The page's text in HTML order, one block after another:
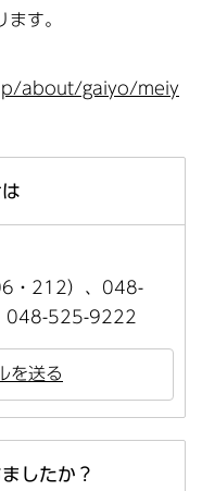
す。
about/gaiyo/meiy
・212）、048-
048-525-9222
を送る
したか？